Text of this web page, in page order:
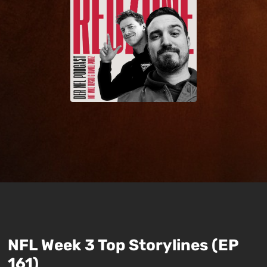
NFL Week 3 Top Storylines (EP